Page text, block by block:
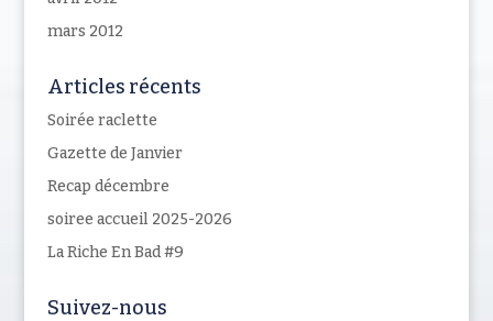
mars 2012
Articles récents
Soirée raclette
Gazette de Janvier
Recap décembre
soiree accueil 2025-2026
La Riche En Bad #9
Suivez-nous